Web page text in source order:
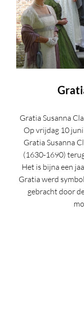
Gratia Susanna
Op vrijdag 10
Gratia Susanna
(1630-1690)
Het is bijna een
Gratia werd
gebracht door